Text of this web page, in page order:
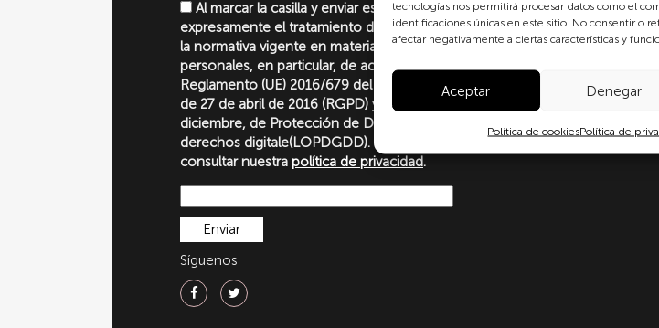
tecnologías nos permitirá procesar datos como el
identificaciones únicas en este sitio. No consentir o
afectar negativamente a ciertas características y
Aceptar Denegar
Política de cookiesPolítica de
Al marcar la casilla y enviar este formulario, usted consiente
expresamente el tratamiento de sus datos personales conforme a
la normativa vigente en materia de protección de datos
personales, en particular, de acuerdo con lo dispuesto en el
Reglamento (UE) 2016/679 del Parlamento Europeo y del Consejo
de 27 de abril de 2016 (RGPD) y la Ley Orgánica 3/2018, de 5 de
diciembre, de Protección de Datos Personales y garantía de los
derechos digitale(LOPDGDD). Para más información puede
consultar nuestra política de privacidad.
Síguenos